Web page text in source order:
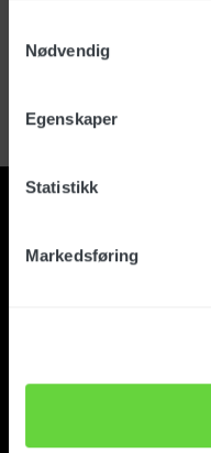
Nødvendig
Egenskaper
Statistikk
Markedsføring